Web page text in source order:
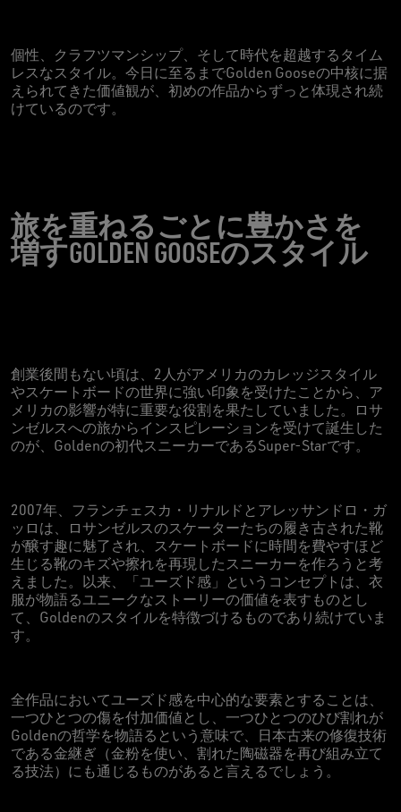
個性、クラフツマンシップ、そして時代を超越するタイム
レスなスタイル。今日に至るまでGolden Gooseの中核に据
えられてきた価値観が、初めの作品からずっと体現され続
けているのです。
旅を重ねるごとに豊かさを
増すGOLDEN GOOSEのスタイル
創業後間もない頃は、2人がアメリカのカレッジスタイル
やスケートボードの世界に強い印象を受けたことから、ア
メリカの影響が特に重要な役割を果たしていました。ロサ
ンゼルスへの旅からインスピレーションを受けて誕生した
のが、Goldenの初代スニーカーであるSuper-Starです。
2007年、フランチェスカ・リナルドとアレッサンドロ・ガ
ッロは、ロサンゼルスのスケーターたちの履き古された靴
が醸す趣に魅了され、スケートボードに時間を費やすほど
生じる靴のキズや擦れを再現したスニーカーを作ろうと考
えました。以来、「ユーズド感」というコンセプトは、衣
服が物語るユニークなストーリーの価値を表すものとし
て、Goldenのスタイルを特徴づけるものであり続けていま
す。
全作品においてユーズド感を中心的な要素とすることは、
一つひとつの傷を付加価値とし、一つひとつのひび割れが
Goldenの哲学を物語るという意味で、日本古来の修復技術
である金継ぎ（金粉を使い、割れた陶磁器を再び組み立て
る技法）にも通じるものがあると言えるでしょう。